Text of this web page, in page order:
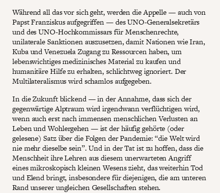
Während all das vor sich geht, werden die Appelle — auch von
Papst Franziskus aufgegriffen — des UNO-Generalsekretärs
und des UNO-Hochkommissars für Menschenrechte,
unilaterale Sanktionen auszusetzen, damit Nationen wie Iran,
Kuba und Venezuela Zugang zu Ressourcen haben, um
lebenswichtiges medizinisches Material zu kaufen und
humanitäre Hilfe zu erhalten, schlichtweg ignoriert. Der
Multilateralismus wird schamlos aufgegeben.
In die Zukunft blickend — in der Annahme, dass sich der
gegenwärtige Alptraum wird irgendwann verflüchtigen wird,
wenn auch erst nach immensen menschlichen Verlusten an
Leben und Wohlergehen — ist der häufig gehörte (oder
gelesene) Satz über die Folgen der Pandemie: “die Welt wird
nie mehr dieselbe sein”. Und in der Tat ist zu hoffen, dass die
Menschheit ihre Lehren aus diesem unerwarteten Angriff
eines mikroskopisch kleinen Wesens zieht, das weiterhin Tod
und Elend bringt, insbesondere für diejenigen, die am unteren
Rand unserer ungleichen Gesellschaften stehen.